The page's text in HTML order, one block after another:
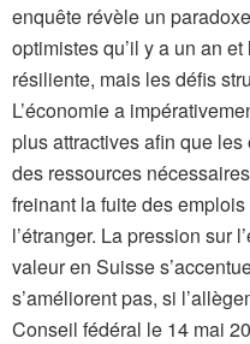
enquête révèle un
optimistes qu’il y a un an
résiliente, mais les défis
L’économie a
plus attractives afin que
des ressources
freinant la fuite des
l’étranger. La pression sur
valeur en Suisse
s’améliorent pas, si
Conseil fédéral le 14 mai